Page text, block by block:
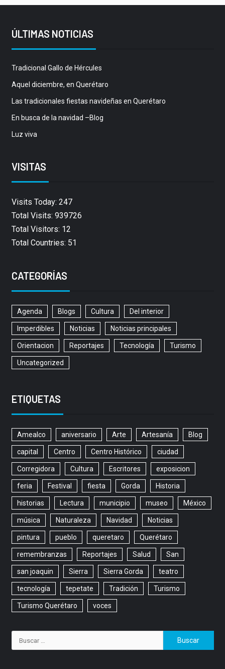
ÚLTIMAS NOTICIAS
Tradicional Gallo de Hércules
Aquel diciembre, en Querétaro
Las tradicionales fiestas navideñas en Querétaro
En busca de la navidad –Blog
Luz viva
VISITAS
Visits Today: 247
Total Visits: 939726
Total Visitors: 12
Total Countries: 51
CATEGORÍAS
Agenda Blogs Cultura Del interior
Imperdibles Noticias Noticias principales
Orientacion Reportajes Tecnología Turismo
Uncategorized
ETIQUETAS
Amealco aniversario Arte Artesanía Blog
capital Centro Centro Histórico ciudad
Corregidora Cultura Escritores exposicion
feria Festival fiesta Gorda Historia
historias Lectura municipio museo México
música Naturaleza Navidad Noticias
pintura pueblo queretaro Querétaro
remembranzas Reportajes Salud San
san joaquin Sierra Sierra Gorda teatro
tecnología tepetate Tradición Turismo
Turismo Querétaro voces